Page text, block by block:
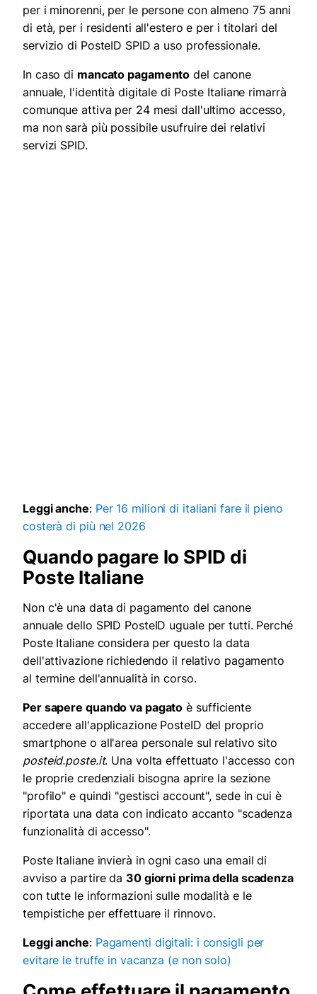
per i minorenni, per le persone con almeno 75 anni
di età, per i residenti all'estero e per i titolari del
servizio di PosteID SPID a uso professionale.
In caso di mancato pagamento del canone
annuale, l'identità digitale di Poste Italiane rimarrà
comunque attiva per 24 mesi dall'ultimo accesso,
ma non sarà più possibile usufruire dei relativi
servizi SPID.
Leggi anche: Per 16 milioni di italiani fare il pieno
costerà di più nel 2026
Quando pagare lo SPID di
Poste Italiane
Non c'è una data di pagamento del canone
annuale dello SPID PosteID uguale per tutti. Perché
Poste Italiane considera per questo la data
dell'attivazione richiedendo il relativo pagamento
al termine dell'annualità in corso.
Per sapere quando va pagato è sufficiente
accedere all'applicazione PosteID del proprio
smartphone o all'area personale sul relativo sito
posteid.poste.it. Una volta effettuato l'accesso con
le proprie credenziali bisogna aprire la sezione
"profilo" e quindi "gestisci account", sede in cui è
riportata una data con indicato accanto "scadenza
funzionalità di accesso".
Poste Italiane invierà in ogni caso una email di
avviso a partire da 30 giorni prima della scadenza
con tutte le informazioni sulle modalità e le
tempistiche per effettuare il rinnovo.
Leggi anche: Pagamenti digitali: i consigli per
evitare le truffe in vacanza (e non solo)